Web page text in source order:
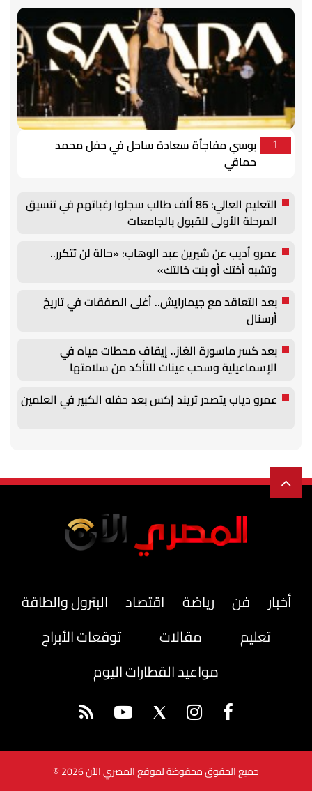
1
بوسي مفاجأة سعادة ساحل في حفل محمد
حماقي
التعليم العالي: 86 ألف طالب سجلوا رغباتهم في تنسيق
المرحلة الأولى للقبول بالجامعات
عمرو أديب عن شيرين عبد الوهاب: «حالة لن تتكرر..
وتشبه أختك أو بنت خالتك»
بعد التعاقد مع جيمارايش.. أغلى الصفقات في تاريخ
أرسنال
بعد كسر ماسورة الغاز.. إيقاف محطات مياه في
الإسماعيلية وسحب عينات للتأكد من سلامتها
عمرو دياب يتصدر تريند إكس بعد حفله الكبير في العلمين
أخبار فن رياضة اقتصاد
البترول والطاقة
تعليم
مقالات
توقعات الأبراج
مواعيد القطارات اليوم
جميع الحقوق محفوظة لموقع المصري الآن 2026 ©